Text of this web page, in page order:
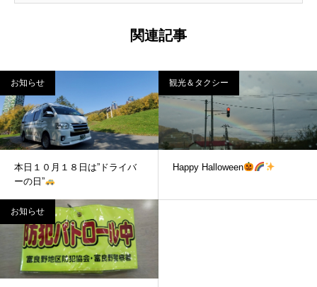
関連記事
お知らせ
本日１０月１８日は”ドライバ
ーの日”
観光＆タクシー
Happy Halloween
お知らせ